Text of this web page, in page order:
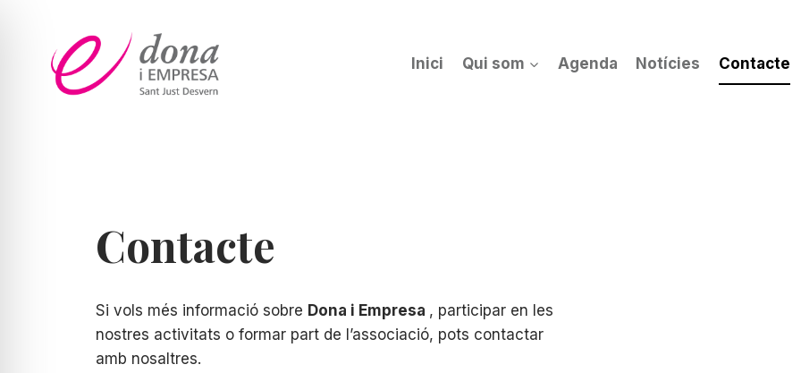
contingut
Inici Qui som Agenda Notícies Contacte
Contacte
Si vols més informació sobre Dona i Empresa , participar en les
nostres activitats o formar part de l’associació, pots contactar
amb nosaltres.